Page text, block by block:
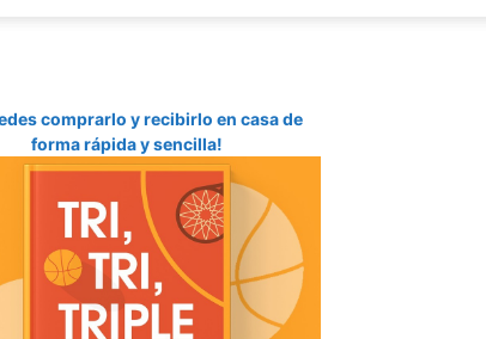
comprarlo y recibirlo en casa de
forma rápida y sencilla!